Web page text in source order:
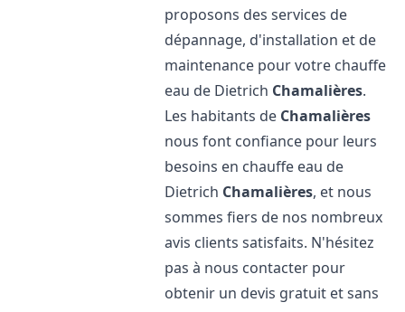
proposons des services de
dépannage, d'installation et de
maintenance pour votre chauffe
eau de Dietrich Chamalières.
Les habitants de Chamalières
nous font confiance pour leurs
besoins en chauffe eau de
Dietrich Chamalières, et nous
sommes fiers de nos nombreux
avis clients satisfaits. N'hésitez
pas à nous contacter pour
obtenir un devis gratuit et sans